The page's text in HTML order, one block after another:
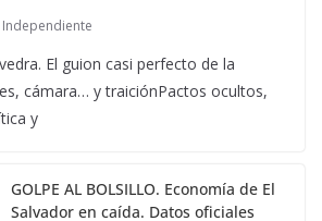
Independiente
El guion casi perfecto de la
cámara… y traiciónPactos ocultos,
y
GOLPE AL BOLSILLO. Economía de El
Salvador en caída. Datos oficiales